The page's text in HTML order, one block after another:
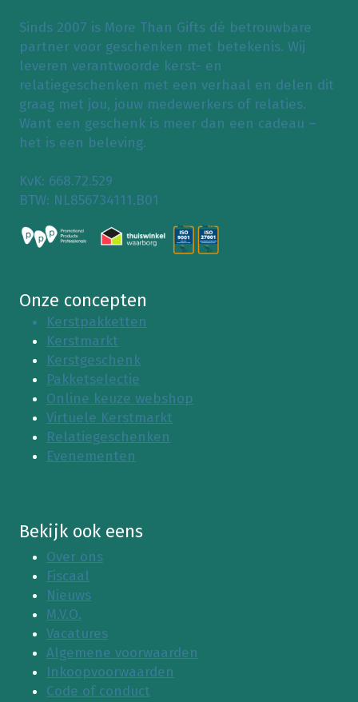
Sinds 2007 is More Than Gifts dé betrouwbare
partner voor geschenken met betekenis. Wij
leveren verantwoorde kerst- en
relatiegeschenken met een verhaal en delen dit
graag met jou, jouw medewerkers of relaties.
Want een geschenk is meer dan een cadeau –
het is een beleving.
KvK: 668.72.529
BTW: NL856734111.B01
Onze concepten
Kerstpakketten
Kerstmarkt
Kerstgeschenk
Pakketselectie
Online keuze webshop
Virtuele Kerstmarkt
Relatiegeschenken
Evenementen
Bekijk ook eens
Over ons
Fiscaal
Nieuws
M.V.O.
Vacatures
Algemene voorwaarden
Inkoopvoorwaarden
Code of conduct